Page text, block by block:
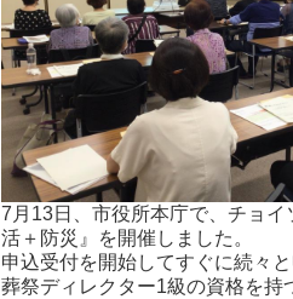
7月13日、市役所本庁で、チョ
活＋防災』を開催しました。
申込受付を開始してすぐに続々
葬祭ディレクター1級の資格を